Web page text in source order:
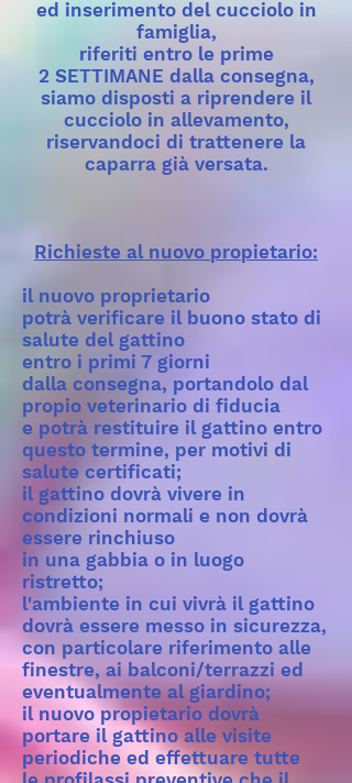
ed inserimento del cucciolo in
famiglia,
riferiti entro le prime
2 SETTIMANE dalla consegna,
siamo disposti a riprendere il
cucciolo in allevamento,
riservandoci di trattenere la
caparra già versata.
Richieste al nuovo propietario:
il nuovo proprietario
potrà verificare il buono stato di
salute del gattino
entro i primi 7 giorni
dalla consegna, portandolo dal
propio veterinario di fiducia
e potrà restituire il gattino entro
questo termine, per motivi di
salute certificati;
il gattino dovrà vivere in
condizioni normali e non dovrà
essere rinchiuso
in una gabbia o in luogo
ristretto;
l'ambiente in cui vivrà il gattino
dovrà essere messo in sicurezza,
con particolare riferimento alle
finestre, ai balconi/terrazzi ed
eventualmente al giardino;
il nuovo propietario dovrà
portare il gattino alle visite
periodiche ed effettuare tutte